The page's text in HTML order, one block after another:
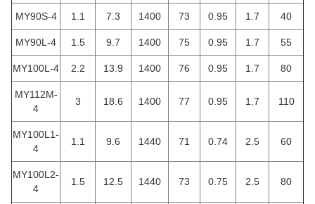
MY90S-4 1.1 7.3 1400 73 0.95 1.7 40
MY90L-4 1.5 9.7 1400 75 0.95 1.7 55
MY100L-4 2.2 13.9 1400 76 0.95 1.7 80
MY112M-
4
3 18.6 1400 77 0.95 1.7 110
MY100L1-
4
1.1 9.6 1440 71 0.74 2.5 60
MY100L2-
4
1.5 12.5 1440 73 0.75 2.5 80